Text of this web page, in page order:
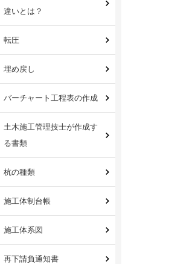
違いとは？
転圧
埋め戻し
バーチャート工程表の作成
土木施工管理技士が作成す
る書類
杭の種類
施工体制台帳
施工体系図
再下請負通知書